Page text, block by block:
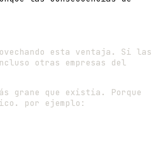
esta ventaja. Si las
otras empresas del
grane que existia. Porque
por ejemplo: